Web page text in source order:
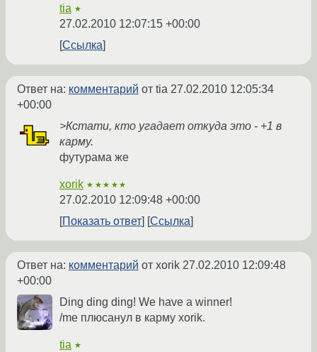
tia ★
27.02.2010 12:07:15 +00:00
Ссылка
Ответ на: комментарий от tia 27.02.2010 12:05:34
+00:00
>Кстати, кто угадает откуда это - +1 в
карму.
футурама же
xorik ★★★★★
27.02.2010 12:09:48 +00:00
Показать ответ
Ссылка
Ответ на: комментарий от xorik 27.02.2010 12:09:48
+00:00
Ding ding ding! We have a winner!
/me плюсанул в карму xorik.
tia ★